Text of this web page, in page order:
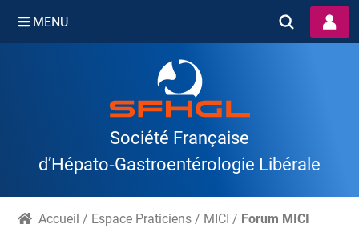
Skip
MENU
Société Française
d’Hépato‑Gastroentérologie Libérale
Accueil / Espace Praticiens / MICI / Forum MICI